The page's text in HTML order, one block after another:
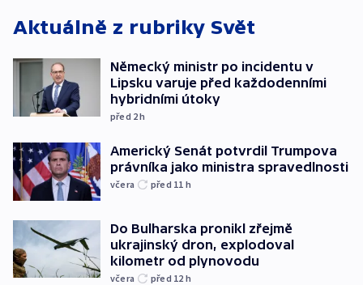
Aktuálně z rubriky Svět
Německý ministr po incidentu v
Lipsku varuje před každodenními
hybridními útoky
před 2h
Americký Senát potvrdil Trumpova
právníka jako ministra spravedlnosti
včera před 11 h
Do Bulharska pronikl zřejmě
ukrajinský dron, explodoval
kilometr od plynovodu
včera před 12 h